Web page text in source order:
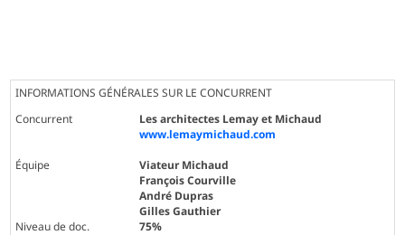
INFORMATIONS GÉNÉRALES SUR LE CONCURRENT
Concurrent
Les architectes Lemay et Michaud
www.lemaymichaud.com
Équipe
Viateur Michaud
François Courville
André Dupras
Gilles Gauthier
Niveau de doc.
75%